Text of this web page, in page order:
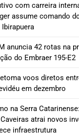
com carreira
assume comando
Ibirapuera
anuncia 42 rotas na
do Embraer 195-E2
voos diretos
em dezembro
na Serra
atrai novos
infraestrutura